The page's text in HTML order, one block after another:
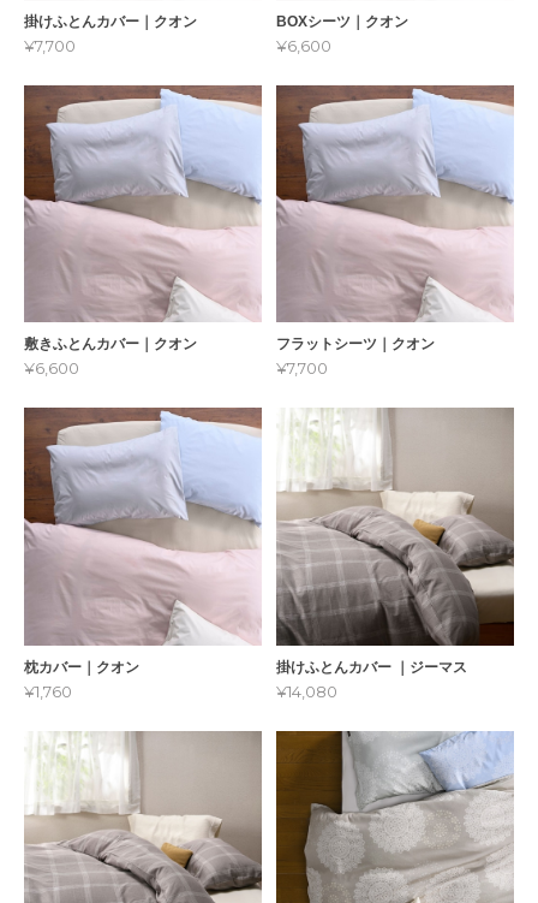
掛けふとんカバー｜クオン
¥7,700
BOXシーツ｜クオン
¥6,600
敷きふとんカバー｜クオン
¥6,600
フラットシーツ｜クオン
¥7,700
枕カバー｜クオン
¥1,760
掛けふとんカバー ｜ジーマス
¥14,080